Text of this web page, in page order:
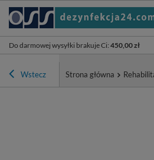
Do darmowej wysyłki brakuje Ci: 450,00 zł
Wstecz Strona główna